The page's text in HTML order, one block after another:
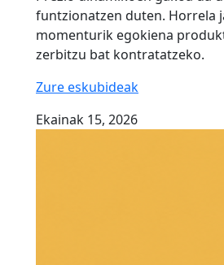
funtzionatzen duten. Horrela
momenturik egokiena
zerbitzu bat kontratatzeko.
Zure eskubideak
Ekainak 15, 2026